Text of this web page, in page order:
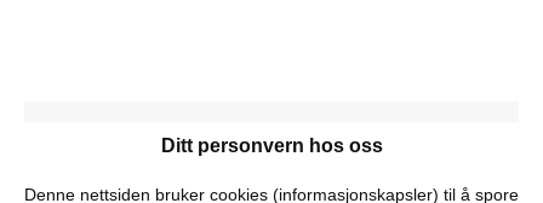
Ditt personvern hos oss
Denne nettsiden bruker cookies (informasjonskapsler) til å spore